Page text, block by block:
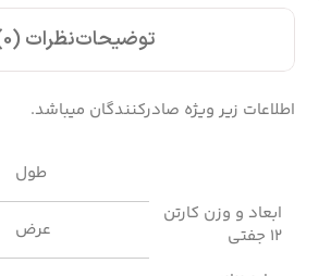
توضیحاتنظرات (0)
اطلاعات زیر ویژه صادرکنندگان میباشد.
ابعاد و وزن کارتن
12 جفتی
طول
عرض